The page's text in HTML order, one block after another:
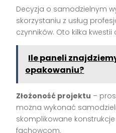
Decyzja o samodzielnym
skorzystaniu z usług
czynników. Oto kilka kwestii
Ile paneli
opakowaniu?
Złożoność projektu –
można wykonać
skomplikowane
fachowcom.